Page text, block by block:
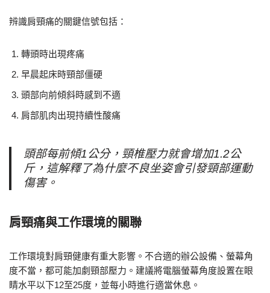
辨識肩頸痛的關鍵信號包括：
轉頭時出現疼痛
早晨起床時頸部僵硬
頭部向前傾斜時感到不適
肩部肌肉出現持續性酸痛
頭部每前傾1公分，頸椎壓力就會增加1.2公
斤，這解釋了為什麼不良坐姿會引發頸部運動
傷害。
肩頸痛與工作環境的關聯
工作環境對肩頸健康有重大影響。不合適的辦公設備、螢幕角
度不當，都可能加劇頸部壓力。建議將電腦螢幕角度設置在眼
睛水平以下12至25度，並每小時進行適當休息。